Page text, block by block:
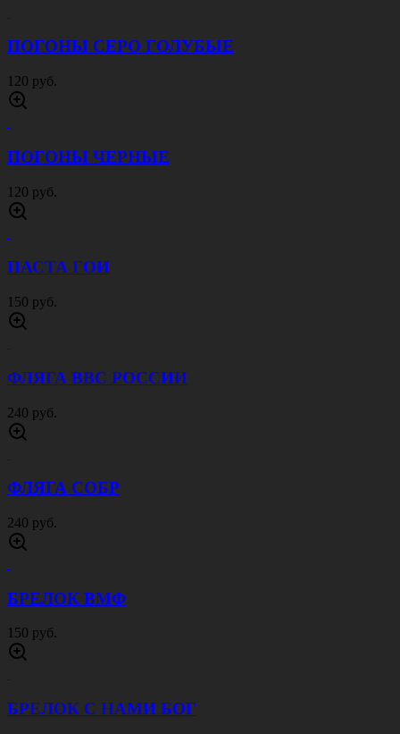
ПОГОНЫ СЕРО ГОЛУБЫЕ
120 руб.
ПОГОНЫ ЧЕРНЫЕ
120 руб.
ПАСТА ГОИ
150 руб.
ФЛЯГА ВВС РОССИИ
240 руб.
ФЛЯГА СОБР
240 руб.
БРЕЛОК ВМФ
150 руб.
БРЕЛОК С НАМИ БОГ